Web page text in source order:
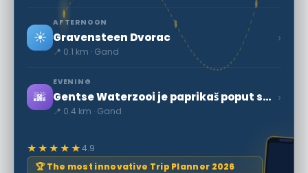
☀️
AFTERNOON
Gravensteen Dvorac
📍 0.1 km · Gand
›
🌆
EVENING
Gentse Waterzooi je paprikaš poput supe.
📍 0.4 km · Gand
›
★★★★★4.9
🏆 The most innovative Trip Planner 2026